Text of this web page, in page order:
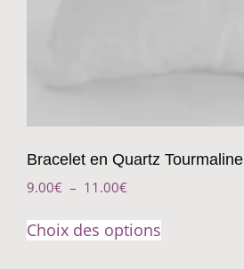
Bracelet en Quartz Tourmaline
9.00€ – 11.00€
Choix des options